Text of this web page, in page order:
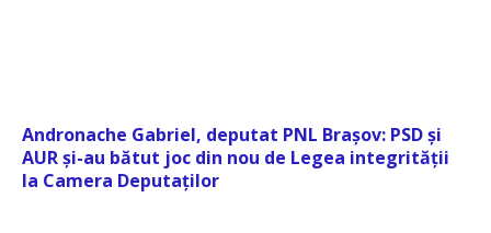
Andronache Gabriel, deputat PNL Brașov: PSD și
AUR și-au bătut joc din nou de Legea integrității
la Camera Deputaților